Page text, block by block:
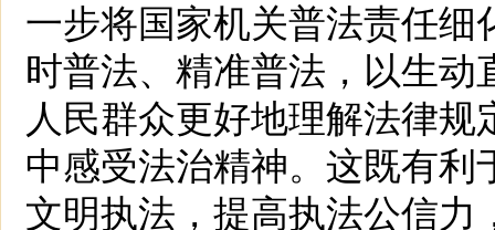
一步将国家机关普法责任
时普法、精准普法，以生
人民群众更好地理解法律
中感受法治精神。这既有
文明执法，提高执法公信